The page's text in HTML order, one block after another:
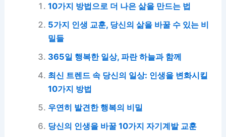
10가지 방법으로 더 나은 삶을 만드는 법
5가지 인생 교훈, 당신의 삶을 바꿀 수 있는 비
밀들
365일 행복한 일상, 파란 하늘과 함께
최신 트렌드 속 당신의 일상: 인생을 변화시킬
10가지 방법
우연히 발견한 행복의 비밀
당신의 인생을 바꿀 10가지 자기계발 교훈